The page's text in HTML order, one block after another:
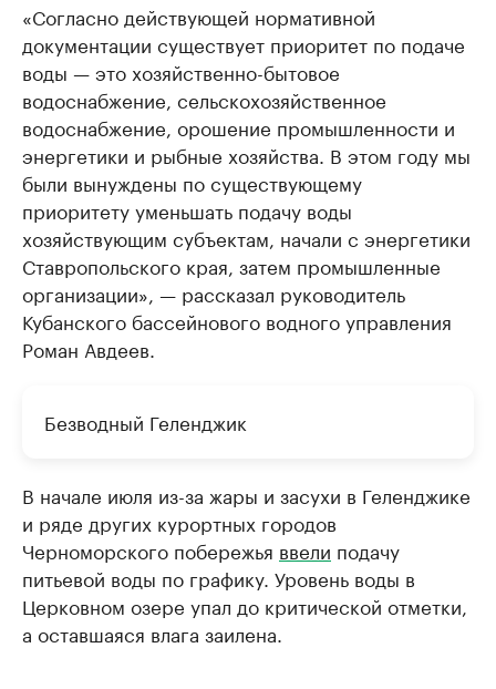
«Согласно действующей нормативной
документации существует приоритет по подаче
воды — это хозяйственно-бытовое
водоснабжение, сельскохозяйственное
водоснабжение, орошение промышленности и
энергетики и рыбные хозяйства. В этом году мы
были вынуждены по существующему
приоритету уменьшать подачу воды
хозяйствующим субъектам, начали с энергетики
Ставропольского края, затем промышленные
организации», — рассказал руководитель
Кубанского бассейнового водного управления
Роман Авдеев.
Безводный Геленджик
В начале июля из-за жары и засухи в Геленджике
и ряде других курортных городов
Черноморского побережья ввели подачу
питьевой воды по графику. Уровень воды в
Церковном озере упал до критической отметки,
а оставшаяся влага заилена.